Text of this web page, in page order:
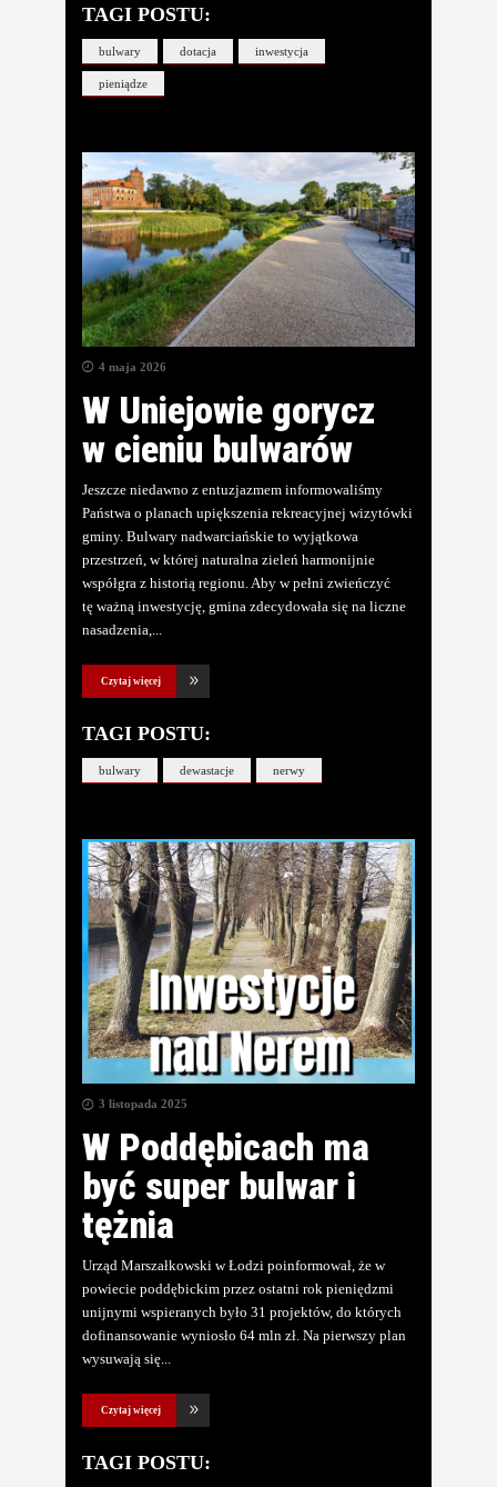
TAGI POSTU:
bulwary dotacja inwestycja
pieniądze
4 maja 2026
W Uniejowie gorycz
w cieniu bulwarów
Jeszcze niedawno z entuzjazmem informowaliśmy
Państwa o planach upiększenia rekreacyjnej wizytówki
gminy. Bulwary nadwarciańskie to wyjątkowa
przestrzeń, w której naturalna zieleń harmonijnie
współgra z historią regionu. Aby w pełni zwieńczyć
tę ważną inwestycję, gmina zdecydowała się na liczne
nasadzenia,
Czytaj więcej
TAGI POSTU:
bulwary dewastacje nerwy
3 listopada 2025
W Poddębicach ma
być super bulwar i
tężnia
Urząd Marszałkowski w Łodzi poinformował, że w
powiecie poddębickim przez ostatni rok pieniędzmi
unijnymi wspieranych było 31 projektów, do których
dofinansowanie wyniosło 64 mln zł. Na pierwszy plan
wysuwają się
Czytaj więcej
TAGI POSTU: